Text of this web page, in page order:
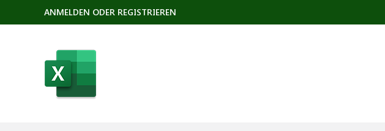
ANMELDEN ODER REGISTRIEREN